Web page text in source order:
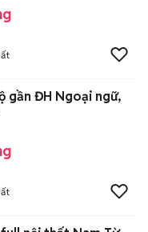
gần ĐH Ngoại ngữ,